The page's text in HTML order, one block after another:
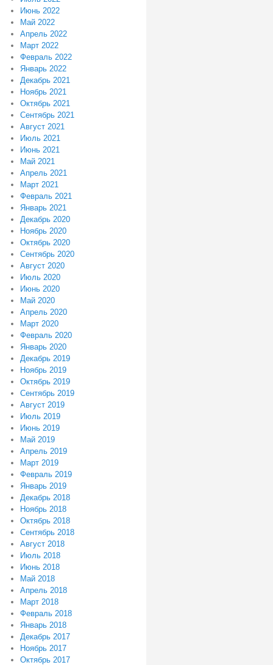
Июнь 2022
Май 2022
Апрель 2022
Март 2022
Февраль 2022
Январь 2022
Декабрь 2021
Ноябрь 2021
Октябрь 2021
Сентябрь 2021
Август 2021
Июль 2021
Июнь 2021
Май 2021
Апрель 2021
Март 2021
Февраль 2021
Январь 2021
Декабрь 2020
Ноябрь 2020
Октябрь 2020
Сентябрь 2020
Август 2020
Июль 2020
Июнь 2020
Май 2020
Апрель 2020
Март 2020
Февраль 2020
Январь 2020
Декабрь 2019
Ноябрь 2019
Октябрь 2019
Сентябрь 2019
Август 2019
Июль 2019
Июнь 2019
Май 2019
Апрель 2019
Март 2019
Февраль 2019
Январь 2019
Декабрь 2018
Ноябрь 2018
Октябрь 2018
Сентябрь 2018
Август 2018
Июль 2018
Июнь 2018
Май 2018
Апрель 2018
Март 2018
Февраль 2018
Январь 2018
Декабрь 2017
Ноябрь 2017
Октябрь 2017